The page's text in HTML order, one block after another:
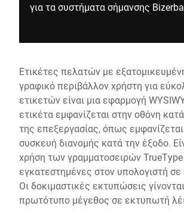
για τα συστήματα σήμανσης
Ετικέτες πελατών με
γραφικό περιβάλλον χρήστη για
ετικετών είναι μια εφαρμογή
ετικέτα εμφανίζεται στην οθόνη
της επεξεργασίας, όπως
συσκευή διανομής κατά την έξοδο.
χρήση των γραμματοσειρών TrueType
εγκατεστημένες στον υπολογιστή
Οι δοκιμαστικές εκτυπώσεις
πρωτότυπο μέγεθος σε εκτυπωτή